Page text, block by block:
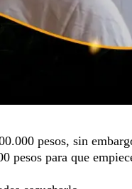
pesos, sin
pesos para que